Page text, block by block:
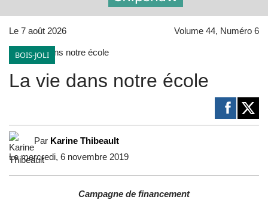
Le 7 août 2026 Volume 44, Numéro 6
BOIS-JOLI
La vie dans notre école
Par Karine Thibeault
Le mercredi, 6 novembre 2019
Campagne de financement